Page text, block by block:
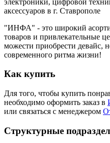
аксессуаров в г. Ставрополе
"ИНФА" - это широкий
товаров и привлекательные
можести приобрести девайс,
современного ритма жизни!
Как купить
Для того, чтобы купить
необходимо оформить заказ в
или связаться с менеджером
Структурные